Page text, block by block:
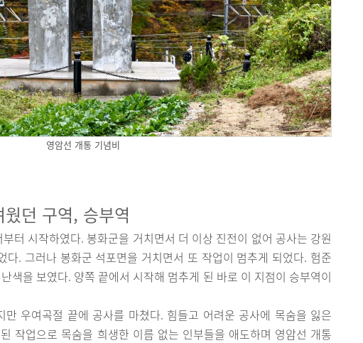
영암선 개통 기념비
던 구역, 승부역
터 시작하였다. 봉화군을 거치면서 더 이상 진전이 없어 공사는 강원
다. 그러나 봉화군 석포면을 거치면서 또 작업이 멈추게 되었다. 험준
색을 보였다. 양쪽 끝에서 시작해 멈추게 된 바로 이 지점이 승부역이
만 우여곡절 끝에 공사를 마쳤다. 힘들고 어려운 공사에 목숨을 잃은
작업으로 목숨을 희생한 이름 없는 인부들을 애도하며 영암선 개통